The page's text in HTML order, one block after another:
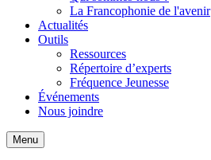
La Francophonie de l'avenir
Actualités
Outils
Ressources
Répertoire d’experts
Fréquence Jeunesse
Événements
Nous joindre
Menu